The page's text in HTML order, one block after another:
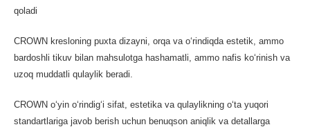
qoladi
CROWN kresloning puxta dizayni, orqa va o‘rindiqda estetik, ammo
bardoshli tikuv bilan mahsulotga hashamatli, ammo nafis ko‘rinish va
uzoq muddatli qulaylik beradi.
CROWN oʻyin oʻrindigʻi sifat, estetika va qulaylikning oʻta yuqori
standartlariga javob berish uchun benuqson aniqlik va detallarga